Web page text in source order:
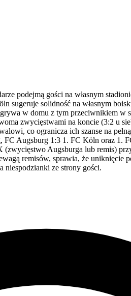
podejmą gości na własnym
sugeruje solidność na własnym
w domu z tym przeciwnikiem w
zwycięstwami na koncie (3:2 u
co ogranicza ich szanse na
Augsburg 1:3 1. FC Köln oraz 1.
Augsburga lub remis)
remisów, sprawia, że uniknięcie
niespodzianki ze strony gości.